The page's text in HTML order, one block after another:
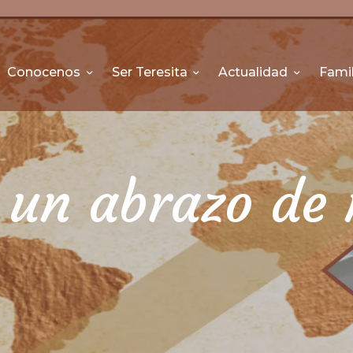
Conocenos Ser Teresita Actualidad
abrazo
INICIO
CONOCENOS
SER TERESITA
ACTUALIDAD
FAMILIA TERESIANA
CONTÁCTENOS